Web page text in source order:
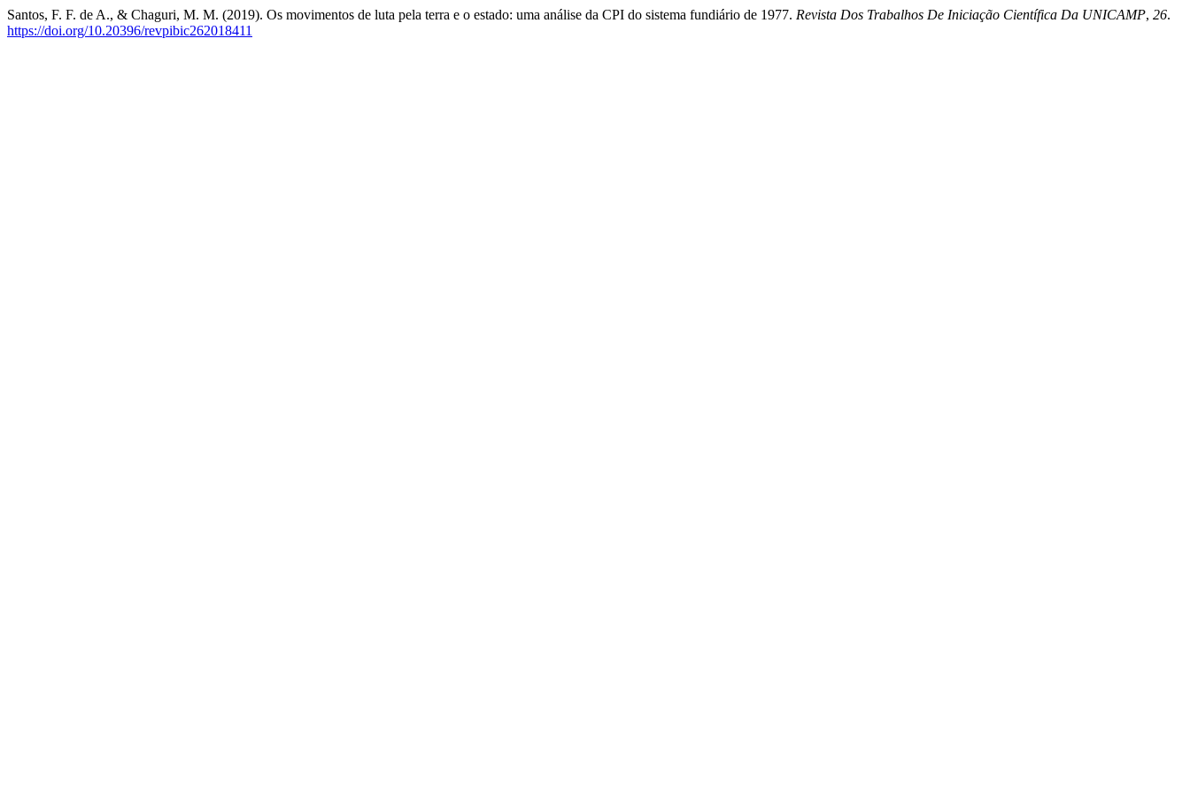
Santos, F. F. de A., & Chaguri, M. M. (2019). Os movimentos de luta pela terra e o estado: uma análise da CPI do sistema fundiário de 1977. Revista Dos Trabalhos De Iniciação Científica Da UNICAMP, 26.
https://doi.org/10.20396/revpibic262018411